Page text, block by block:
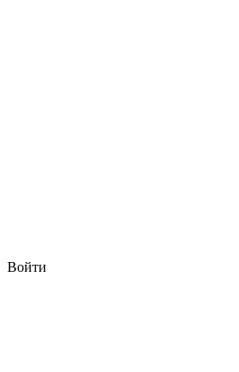
Войти